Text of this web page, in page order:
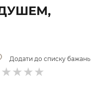
ДУШЕМ,
Додати до списку бажань